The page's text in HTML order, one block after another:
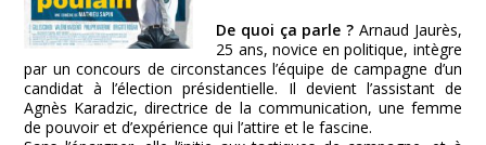
De quoi ça parle ? Arnaud Jaurès,
25 ans, novice en politique, intègre
par un concours de circonstances l’équipe de campagne d’un
candidat à l’élection présidentielle. Il devient l’assistant de
Agnès Karadzic, directrice de la communication, une femme
de pouvoir et d’expérience qui l’attire et le fascine.